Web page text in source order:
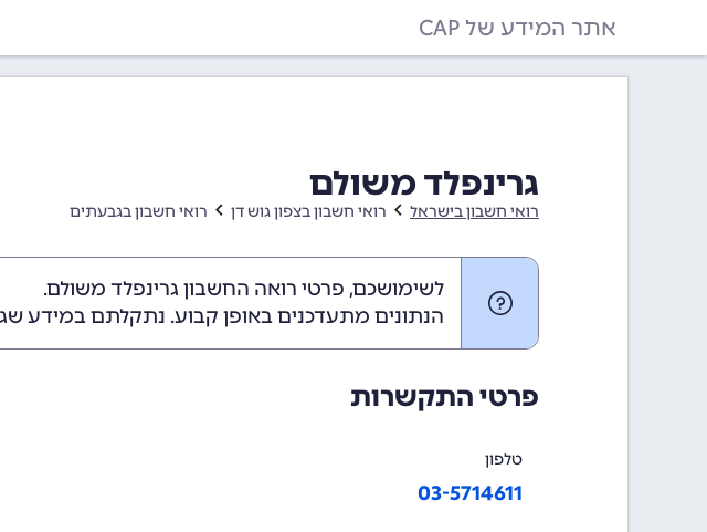
אתר המידע של CAP
גרינפלד משולם
רואי חשבון בישראל רואי חשבון בצפון גוש דן רואי חשבון בגבעתים
לשימושכם, פרטי רואה החשבון גרינפלד משולם.
הנתונים מתעדכנים באופן קבוע. נתקלתם במידע
פרטי התקשרות
טלפון
03-5714611